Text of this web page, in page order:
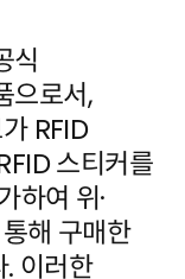
식
으로서,
RFID
스티커를
하여 위·
해 구매한
이러한